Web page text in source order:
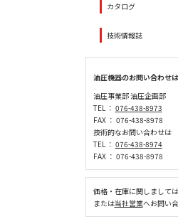
カタログ
技術情報誌
油圧機器のお問い合わせは
油圧事業部 油圧企画部
TEL ： 076-438-8973
FAX ： 076-438-8978
技術的なお問い合わせは
TEL ： 076-438-8974
FAX ： 076-438-8978
価格・在庫に関しまして
または当社営業へお問い